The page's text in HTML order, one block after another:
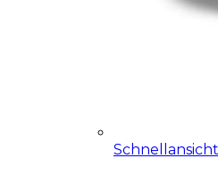
Schnellansicht